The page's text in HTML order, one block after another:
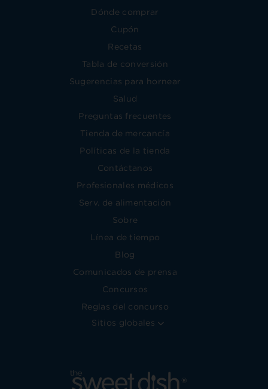
Dónde comprar
Cupón
Recetas
Tabla de conversión
Sugerencias para hornear
Salud
Preguntas frecuentes
Tienda de mercancía
Políticas de la tienda
Contáctanos
Profesionales médicos
Serv. de alimentación
Sobre
Línea de tiempo
Blog
Comunicados de prensa
Concursos
Reglas del concurso
Sitios globales